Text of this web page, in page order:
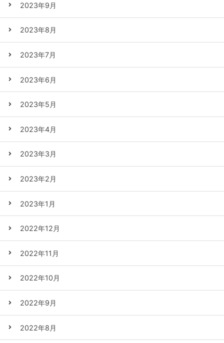
2023年9月
2023年8月
2023年7月
2023年6月
2023年5月
2023年4月
2023年3月
2023年2月
2023年1月
2022年12月
2022年11月
2022年10月
2022年9月
2022年8月